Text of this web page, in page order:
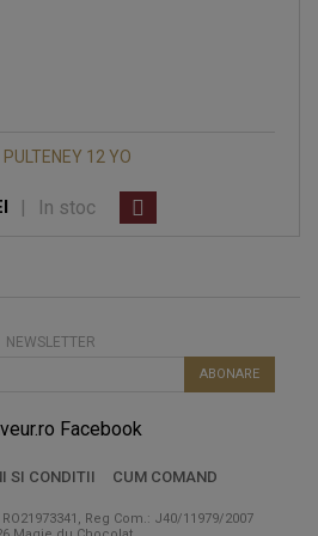
PULTENEY 12 YO
| In stoc
NEWSLETTER
ABONARE
SI CONDITII CUM COMAND
Reg Com.: J40/11979/2007